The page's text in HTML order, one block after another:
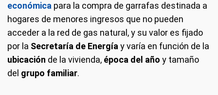
económica para la compra de garrafas destinada a
hogares de menores ingresos que no pueden
acceder a la red de gas natural, y su valor es fijado
por la Secretaría de Energía y varía en función de la
ubicación de la vivienda, época del año y tamaño
del grupo familiar.